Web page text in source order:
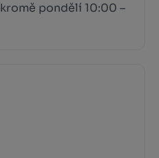
kromě pondělí 10:00 –